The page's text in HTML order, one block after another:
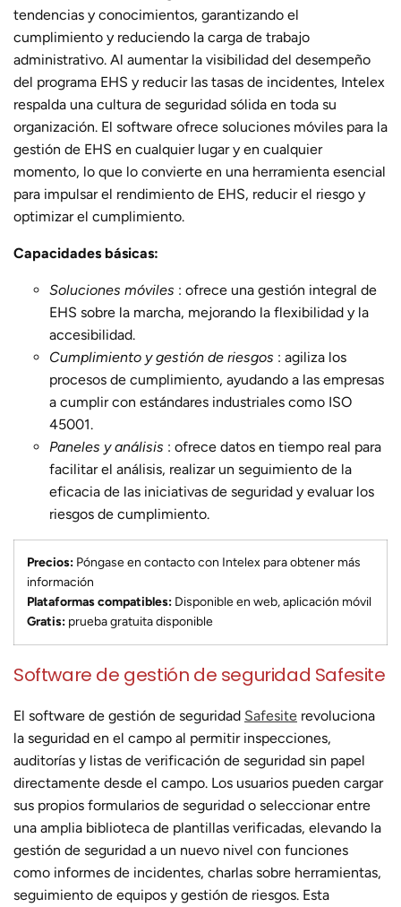
tendencias y conocimientos, garantizando el
cumplimiento y reduciendo la carga de trabajo
administrativo. Al aumentar la visibilidad del desempeño
del programa EHS y reducir las tasas de incidentes, Intelex
respalda una cultura de seguridad sólida en toda su
organización. El software ofrece soluciones móviles para la
gestión de EHS en cualquier lugar y en cualquier
momento, lo que lo convierte en una herramienta esencial
para impulsar el rendimiento de EHS, reducir el riesgo y
optimizar el cumplimiento.
Capacidades básicas:
Soluciones móviles : ofrece una gestión integral de
EHS sobre la marcha, mejorando la flexibilidad y la
accesibilidad.
Cumplimiento y gestión de riesgos : agiliza los
procesos de cumplimiento, ayudando a las empresas
a cumplir con estándares industriales como ISO
45001.
Paneles y análisis : ofrece datos en tiempo real para
facilitar el análisis, realizar un seguimiento de la
eficacia de las iniciativas de seguridad y evaluar los
riesgos de cumplimiento.
Precios: Póngase en contacto con Intelex para obtener más
información
Plataformas compatibles: Disponible en web, aplicación móvil
Gratis: prueba gratuita disponible
Software de gestión de seguridad Safesite
El software de gestión de seguridad Safesite revoluciona
la seguridad en el campo al permitir inspecciones,
auditorías y listas de verificación de seguridad sin papel
directamente desde el campo. Los usuarios pueden cargar
sus propios formularios de seguridad o seleccionar entre
una amplia biblioteca de plantillas verificadas, elevando la
gestión de seguridad a un nuevo nivel con funciones
como informes de incidentes, charlas sobre herramientas,
seguimiento de equipos y gestión de riesgos. Esta